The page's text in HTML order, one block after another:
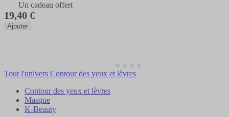
Un cadeau offert
19,40 €
Ajouter
Tout l'univers Contour des yeux et lèvres
Contour des yeux et lèvres
Masque
K-Beauty